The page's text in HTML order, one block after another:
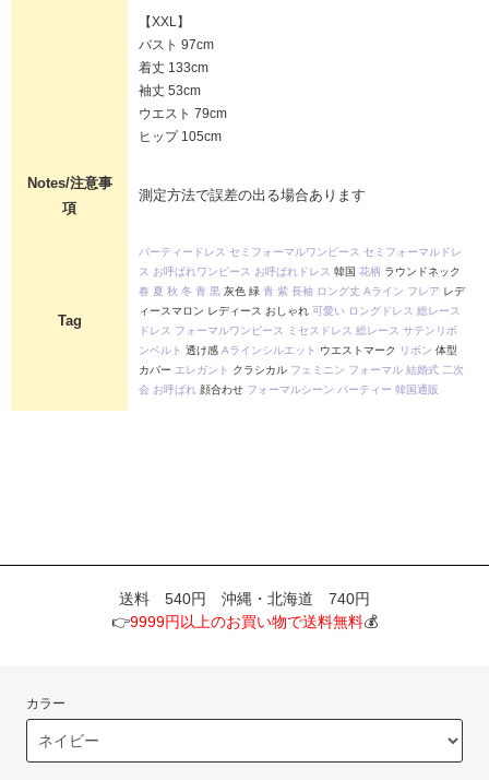
【XXL】
バスト 97cm
着丈 133cm
袖丈 53cm
ウエスト 79cm
ヒップ 105cm
Notes/注意事
項
測定方法で誤差の出る場合あります
Tag
パーティードレス セミフォーマルワンピース セミフォーマルドレ
ス お呼ばれワンピース お呼ばれドレス 韓国 花柄 ラウンドネック
春 夏 秋 冬 青 黒 灰色 緑 青 紫 長袖 ロング丈 Aライン フレア レデ
ィースマロン レディース おしゃれ 可愛い ロングドレス 総レース
ドレス フォーマルワンピース ミセスドレス 総レース サテンリボ
ンベルト 透け感 Aラインシルエット ウエストマーク リボン 体型
カバー エレガント クラシカル フェミニン フォーマル 結婚式 二次
会 お呼ばれ 顔合わせ フォーマルシーン パーティー 韓国通販
送料 540円 沖縄・北海道 740円
👉9999円以上のお買い物で送料無料💰
カラー